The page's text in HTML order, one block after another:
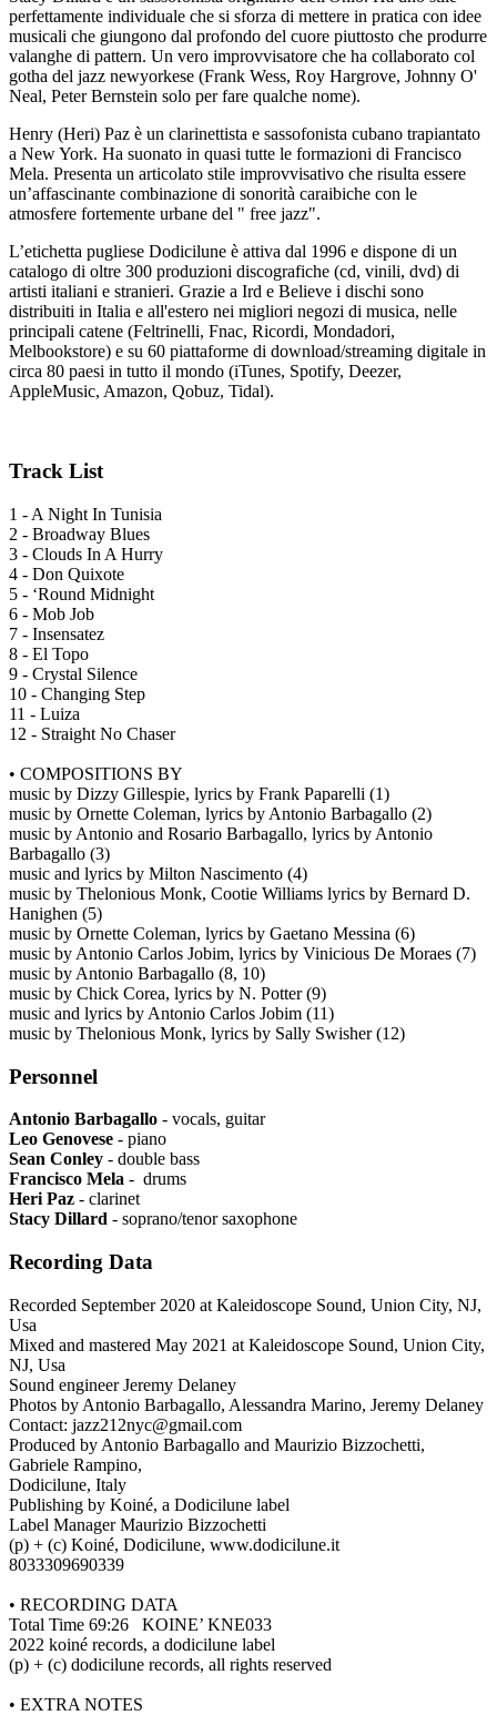
perfettamente individuale che si sforza di mettere in pratica con idee
musicali che giungono dal profondo del cuore piuttosto che produrre
valanghe di pattern. Un vero improvvisatore che ha collaborato col
gotha del jazz newyorkese (Frank Wess, Roy Hargrove, Johnny O'
Neal, Peter Bernstein solo per fare qualche nome).
Henry (Heri) Paz è un clarinettista e sassofonista cubano trapiantato
a New York. Ha suonato in quasi tutte le formazioni di Francisco
Mela. Presenta un articolato stile improvvisativo che risulta essere
un’affascinante combinazione di sonorità caraibiche con le
atmosfere fortemente urbane del " free jazz".
L’etichetta pugliese Dodicilune è attiva dal 1996 e dispone di un
catalogo di oltre 300 produzioni discografiche (cd, vinili, dvd) di
artisti italiani e stranieri. Grazie a Ird e Believe i dischi sono
distribuiti in Italia e all'estero nei migliori negozi di musica, nelle
principali catene (Feltrinelli, Fnac, Ricordi, Mondadori,
Melbookstore) e su 60 piattaforme di download/streaming digitale in
circa 80 paesi in tutto il mondo (iTunes, Spotify, Deezer,
AppleMusic, Amazon, Qobuz, Tidal).
Track List
1 - A Night In Tunisia
2 - Broadway Blues
3 - Clouds In A Hurry
4 - Don Quixote
5 - ‘Round Midnight
6 - Mob Job
7 - Insensatez
8 - El Topo
9 - Crystal Silence
10 - Changing Step
11 - Luiza
12 - Straight No Chaser
• COMPOSITIONS BY
music by Dizzy Gillespie, lyrics by Frank Paparelli (1)
music by Ornette Coleman, lyrics by Antonio Barbagallo (2)
music by Antonio and Rosario Barbagallo, lyrics by Antonio
Barbagallo (3)
music and lyrics by Milton Nascimento (4)
music by Thelonious Monk, Cootie Williams lyrics by Bernard D.
Hanighen (5)
music by Ornette Coleman, lyrics by Gaetano Messina (6)
music by Antonio Carlos Jobim, lyrics by Vinicious De Moraes (7)
music by Antonio Barbagallo (8, 10)
music by Chick Corea, lyrics by N. Potter (9)
music and lyrics by Antonio Carlos Jobim (11)
music by Thelonious Monk, lyrics by Sally Swisher (12)
Personnel
Antonio Barbagallo - vocals, guitar
Leo Genovese - piano
Sean Conley - double bass
Francisco Mela - drums
Heri Paz - clarinet
Stacy Dillard - soprano/tenor saxophone
Recording Data
Recorded September 2020 at Kaleidoscope Sound, Union City, NJ,
Usa
Mixed and mastered May 2021 at Kaleidoscope Sound, Union City,
NJ, Usa
Sound engineer Jeremy Delaney
Photos by Antonio Barbagallo, Alessandra Marino, Jeremy Delaney
Contact: jazz212nyc@gmail.com
Produced by Antonio Barbagallo and Maurizio Bizzochetti,
Gabriele Rampino,
Dodicilune, Italy
Publishing by Koiné, a Dodicilune label
Label Manager Maurizio Bizzochetti
(p) + (c) Koiné, Dodicilune, www.dodicilune.it
8033309690339
• RECORDING DATA
Total Time 69:26 KOINE’ KNE033
2022 koiné records, a dodicilune label
(p) + (c) dodicilune records, all rights reserved
• EXTRA NOTES